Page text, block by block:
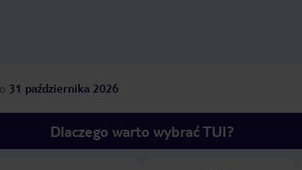
31 października 2026
Dlaczego warto wybrać TUI?